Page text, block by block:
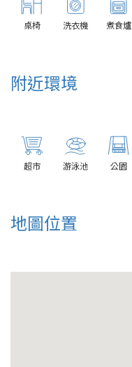
桌椅 洗衣機 煮食爐
附近環境
超市 游泳池 公園
地圖位置